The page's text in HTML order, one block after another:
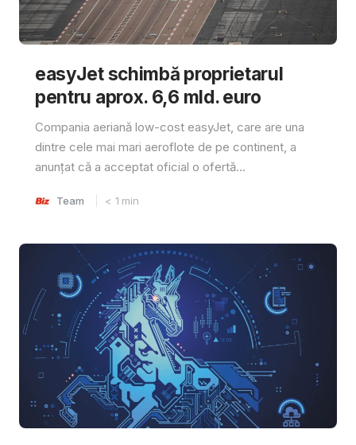
easyJet schimbă proprietarul
pentru aprox. 6,6 mld. euro
Compania aeriană low-cost easyJet, care are una
dintre cele mai mari aeroflote de pe continent, a
anunțat că a acceptat oficial o ofertă...
Team < 1 min